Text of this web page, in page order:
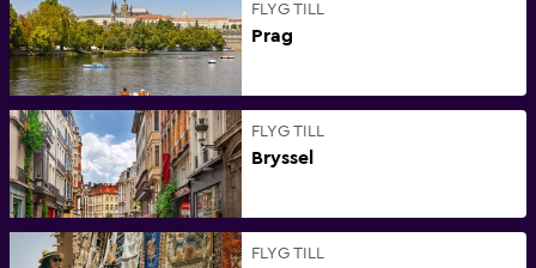
FLYG TILL
Prag
FLYG TILL
Bryssel
FLYG TILL